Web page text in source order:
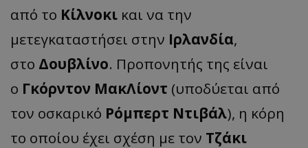
από το Κίλνοκι και να την
μετεγκαταστήσει στην Ιρλανδία,
στο Δουβλίνο. Προπονητής της είναι
ο Γκόρντον ΜακΛίοντ (υποδύεται από
τον οσκαρικό Ρόμπερτ Ντιβάλ), η κόρη
το οποίου έχει σχέση με τον Τζάκι